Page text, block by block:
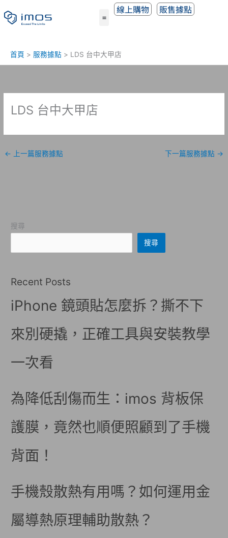
至
線上購物 販售據點
首頁 服務據點 LDS 台中大甲店
LDS 台中大甲店
← 上一篇服務據點 下一篇服務據點 →
搜尋
搜尋
Recent Posts
iPhone 鏡頭貼怎麼拆？撕不下
來別硬撬，正確工具與安裝教學
一次看
為降低刮傷而生：imos 背板保
護膜，竟然也順便照顧到了手機
背面！
手機殼散熱有用嗎？如何運用金
屬導熱原理輔助散熱？